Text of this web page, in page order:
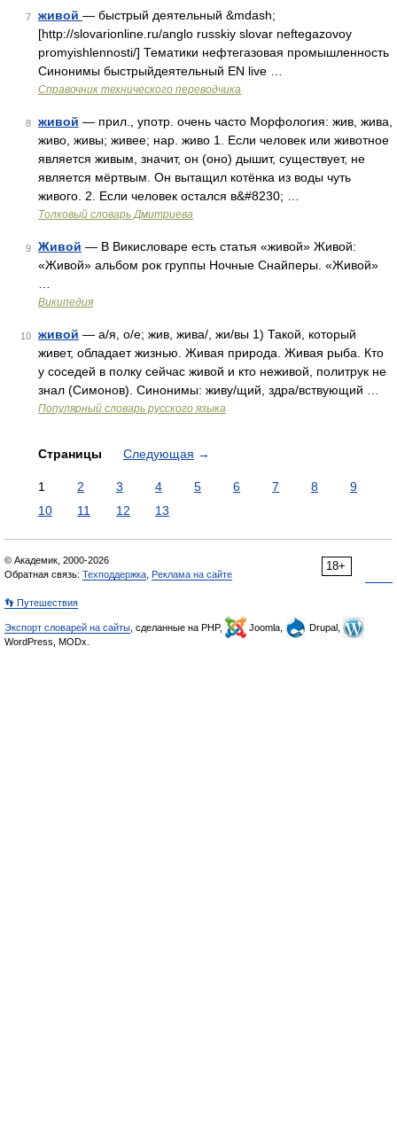
7 живой — быстрый деятельный &mdash;
[http://slovarionline.ru/anglo russkiy slovar neftegazovoy
promyishlennosti/] Тематики нефтегазовая промышленность
Синонимы быстрыйдеятельный EN live …
Справочник технического переводчика
8 живой — прил., употр. очень часто Морфология: жив, жива,
живо, живы; живее; нар. живо 1. Если человек или животное
является живым, значит, он (оно) дышит, существует, не
является мёртвым. Он вытащил котёнка из воды чуть
живого. 2. Если человек остался в&#8230; …
Толковый словарь Дмитриева
9 Живой — В Викисловаре есть статья «живой» Живой:
«Живой» альбом рок группы Ночные Снайперы. «Живой»
Википедия
10 живой — а/я, о/е; жив, жива/, жи/вы 1) Такой, который
живет, обладает жизнью. Живая природа. Живая рыба. Кто
у соседей в полку сейчас живой и кто неживой, политрук не
знал (Симонов). Синонимы: живу/щий, здра/вствующий …
Популярный словарь русского языка
Страницы Следующая →
1 2 3 4 5 6 7 8
9
10
11 12 13
18+
© Академик, 2000-2026
Обратная связь: Техподдержка Реклама на сайте
👣 Путешествия
Экспорт словарей на сайты , сделанные на PHP, Joomla,
Drupal,
WordPress, MODx.